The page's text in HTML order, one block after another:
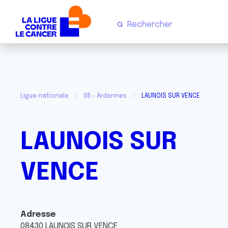
Ligue nationale 08 - Ardennes LAUNOIS SUR VENCE
LAUNOIS SUR
VENCE
Adresse
08430 LAUNOIS SUR VENCE